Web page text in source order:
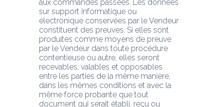
aux commandes passées. Les données
sur support informatique ou
électronique conservées par le Vendeur
constituent des preuves. Si elles sont
produites comme moyens de preuve
par le Vendeur dans toute procédure
contentieuse ou autre, elles seront
recevables, valables et opposables
entre les parties de la même manière,
dans les mêmes conditions et avec la
même force probante que tout
document qui serait établi, reçu ou